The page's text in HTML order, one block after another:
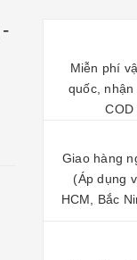
Miễn phí
quốc,
COD
Giao hàng
(Áp dụng
HCM, Bắc